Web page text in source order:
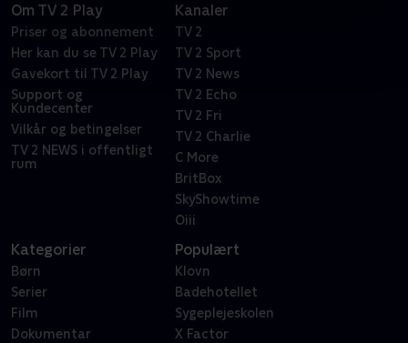
Om TV 2 Play
Priser og abonnement
Her kan du se TV 2 Play
Gavekort til TV 2 Play
Support og
Kundecenter
Vilkår og betingelser
TV 2 NEWS i offentligt
rum
Kanaler
TV 2
TV 2 Sport
TV 2 News
TV 2 Echo
TV 2 Fri
TV 2 Charlie
C More
BritBox
SkyShowtime
Oiii
Kategorier
Børn
Serier
Film
Dokumentar
Populært
Klovn
Badehotellet
Sygeplejeskolen
X Factor